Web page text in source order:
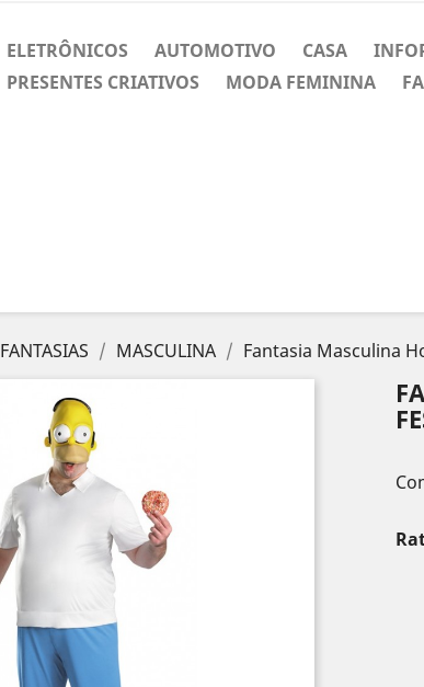
ELETRÔNICOS AUTOMOTIVO CASA
PRESENTES CRIATIVOS
MODA FEMININA
FANTASIAS MASCULINA Fantasia Masculina